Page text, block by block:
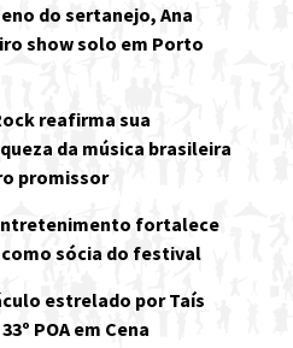
do sertanejo, Ana
show solo em Porto
reafirma sua
da música brasileira
promissor
fortalece
sócia do festival
estrelado por Taís
POA em Cena